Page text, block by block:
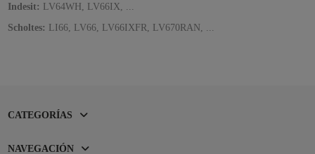
Indesit: LV64WH, LV66IX, ...
Scholtes: LI66, LV66, LV66IXFR, LV670RAN, ...
CATEGORÍAS
NAVEGACIÓN